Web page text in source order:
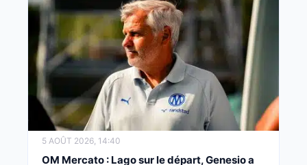
5 AOÛT 2026, 14:40
OM Mercato : Lago sur le départ, Genesio a